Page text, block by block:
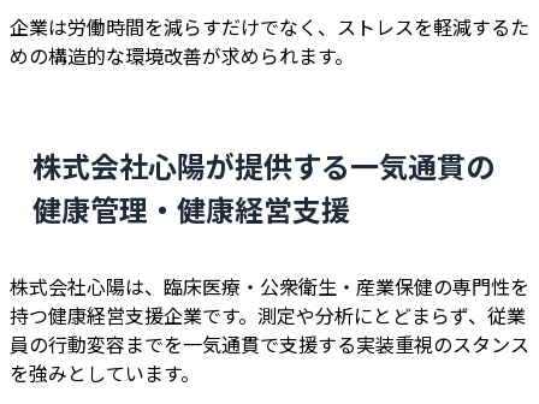
企業は労働時間を減らすだけでなく、ストレスを軽減するた
めの構造的な環境改善が求められます。
株式会社心陽が提供する一気通貫の
健康管理・健康経営支援
株式会社心陽は、臨床医療・公衆衛生・産業保健の専門性を
持つ健康経営支援企業です。測定や分析にとどまらず、従業
員の行動変容までを一気通貫で支援する実装重視のスタンス
を強みとしています。